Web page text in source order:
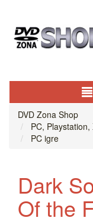
DVD Zona Shop
PC,
PC igre
Dark
Of the